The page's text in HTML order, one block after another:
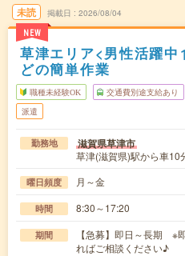
未読
NEW
掲載日 2026/08/04
草津エリア<男性活躍
どの簡単作業
職種未経験OK 交通費別途支給あり
派遣
勤務地 滋賀県草津市
草津(滋賀県)駅から車10
曜日頻度 月～金
時間 8:30～17:20
期間
【急募】即日～長期 ※
ればご相談ください♪